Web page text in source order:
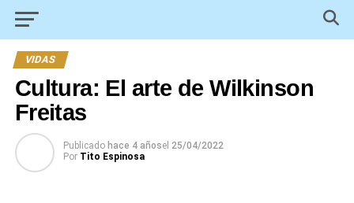
VIDAS
Cultura: El arte de Wilkinson
Freitas
Publicado hace 4 añosel 25/04/2022
Por Tito Espinosa